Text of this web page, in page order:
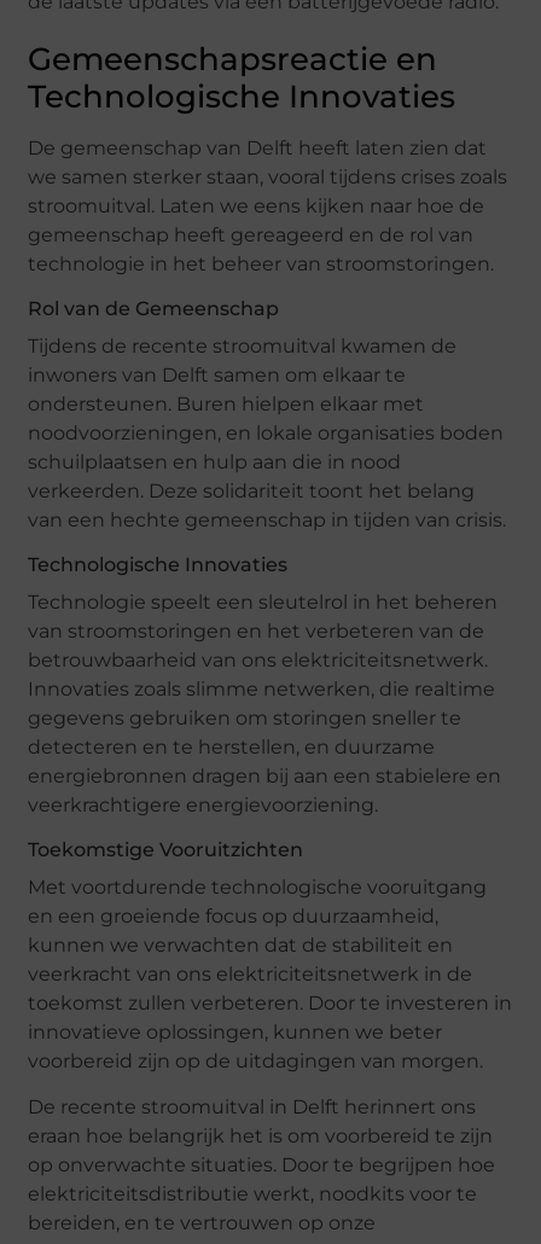
Gemeenschapsreactie en
Technologische Innovaties
De gemeenschap van Delft heeft laten zien dat
we samen sterker staan, vooral tijdens crises zoals
stroomuitval. Laten we eens kijken naar hoe de
gemeenschap heeft gereageerd en de rol van
technologie in het beheer van stroomstoringen.
Rol van de Gemeenschap
Tijdens de recente stroomuitval kwamen de
inwoners van Delft samen om elkaar te
ondersteunen. Buren hielpen elkaar met
noodvoorzieningen, en lokale organisaties boden
schuilplaatsen en hulp aan die in nood
verkeerden. Deze solidariteit toont het belang
van een hechte gemeenschap in tijden van crisis.
Technologische Innovaties
Technologie speelt een sleutelrol in het beheren
van stroomstoringen en het verbeteren van de
betrouwbaarheid van ons elektriciteitsnetwerk.
Innovaties zoals slimme netwerken, die realtime
gegevens gebruiken om storingen sneller te
detecteren en te herstellen, en duurzame
energiebronnen dragen bij aan een stabielere en
veerkrachtigere energievoorziening.
Toekomstige Vooruitzichten
Met voortdurende technologische vooruitgang
en een groeiende focus op duurzaamheid,
kunnen we verwachten dat de stabiliteit en
veerkracht van ons elektriciteitsnetwerk in de
toekomst zullen verbeteren. Door te investeren in
innovatieve oplossingen, kunnen we beter
voorbereid zijn op de uitdagingen van morgen.
De recente stroomuitval in Delft herinnert ons
eraan hoe belangrijk het is om voorbereid te zijn
op onverwachte situaties. Door te begrijpen hoe
elektriciteitsdistributie werkt, noodkits voor te
bereiden, en te vertrouwen op onze